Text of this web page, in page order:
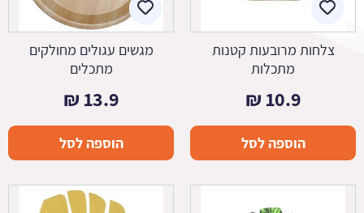
צלחות מרובעות קטנות
מתכלות
10.9
₪
הוספה לסל
מגשים עגולים מחולקים
מתכלים
13.9
₪
הוספה לסל